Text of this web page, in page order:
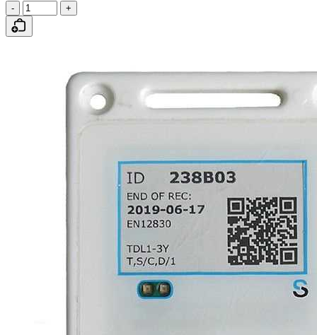
- +